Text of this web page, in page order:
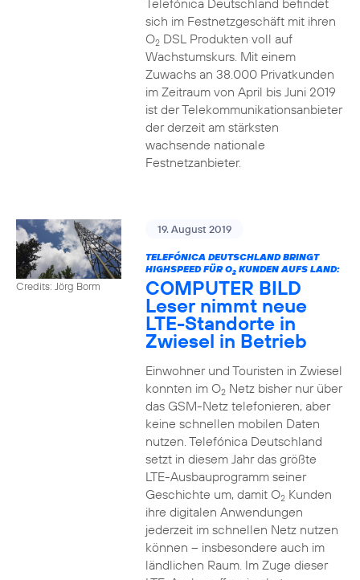
Telefónica Deutschland befindet
sich im Festnetzgeschäft mit ihren
O2DSL Produkten voll auf
Wachstumskurs. Mit einem
Zuwachs an 38.000 Privatkunden
im Zeitraum von April bis Juni 2019
ist der Telekommunikationsanbieter
der derzeit am stärksten
wachsende nationale
Festnetzanbieter.
Credits: Jörg Borm
19. August 2019
TELEFÓNICA DEUTSCHLAND BRINGT
HIGHSPEED FÜR O2KUNDEN AUFS LAND:
COMPUTER BILD
Leser nimmt neue
LTE-Standorte in
Zwiesel in Betrieb
Einwohner und Touristen in Zwiesel
konnten im O2Netz bisher nur über
das GSM-Netz telefonieren, aber
keine schnellen mobilen Daten
nutzen. Telefónica Deutschland
setzt in diesem Jahr das größte
LTE-Ausbauprogramm seiner
Geschichte um, damit O2Kunden
ihre digitalen Anwendungen
jederzeit im schnellen Netz nutzen
können – insbesondere auch im
ländlichen Raum. Im Zuge dieser